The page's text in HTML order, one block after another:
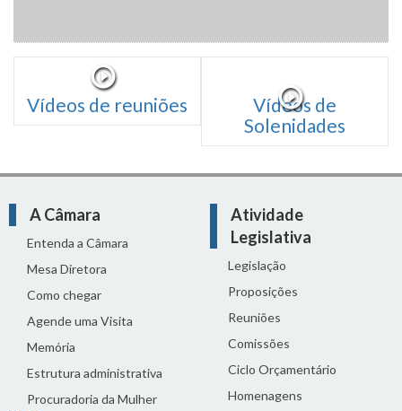
Vídeos de reuniões
Vídeos de
Solenidades
A Câmara
Entenda a Câmara
Mesa Diretora
Como chegar
Agende uma Visita
Memória
Estrutura administrativa
Procuradoria da Mulher
Atividade
Legislativa
Legislação
Proposições
Reuniões
Comissões
Ciclo Orçamentário
Homenagens